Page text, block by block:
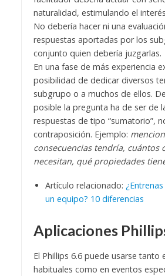
naturalidad, estimulando el
No debería hacer ni una
respuestas aportadas por los
conjunto quien debería juzgarlas.
En una fase de más experiencia
posibilidad de dedicar diversos
subgrupo o a muchos de ellos.
posible la pregunta ha de ser de
respuestas de tipo “sumatorio”,
contraposición. Ejemplo:
consecuencias tendría, cuántos
necesitan, qué propiedades
Artículo relacionado:
un equipo? 10 diferencias
Aplicaciones
El Phillips 6.6 puede usarse tanto
habituales como en eventos